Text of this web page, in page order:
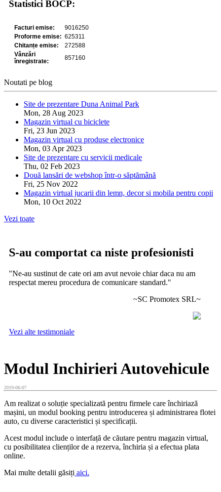
Statistici BOCP:
Noutati pe blog
Site de prezentare Duna Animal Park
Mon, 28 Aug 2023
Magazin virtual cu biciclete
Fri, 23 Jun 2023
Magazin virtual cu produse electronice
Mon, 03 Apr 2023
Site de prezentare cu servicii medicale
Thu, 02 Feb 2023
Două lansări de webshop într-o săptămână
Fri, 25 Nov 2022
Magazin virtual jucarii din lemn, decor si mobila pentru copii
Mon, 10 Oct 2022
Vezi toate
S-au comportat ca niste profesionisti
"Ne-au sustinut de cate ori am avut nevoie chiar daca nu am
respectat mereu procedura de comunicare standard."
~SC Promotex SRL~
Vezi alte testimoniale
Modul Inchirieri Autovehicule
2019-06-07
Am realizat o soluție specializată pentru firmele care închiriază
mașini, un modul booking pentru introducerea și administrarea flotei
auto, cu diverse caracteristici și specificații.
Acest modul include o interfață de căutare pentru magazin virtual,
cu posibilitatea clienților de a rezerva, închiria și a efectua plata
online.
Mai multe detalii găsiți aici.